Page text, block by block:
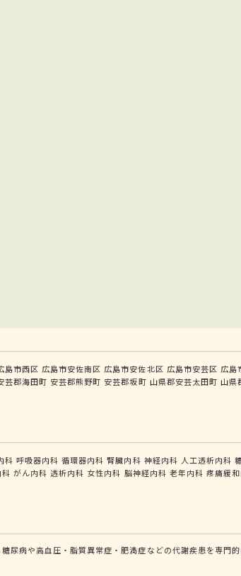
島市西区 広島市安佐南区 広島市安佐北区 広島市安芸区 広島
芸郡海田町 安芸郡熊野町 安芸郡坂町 山県郡安芸太田町 山県
科 呼吸器内科 循環器内科 腎臓内科 神経内科 人工透析内科
がん内科 透析内科 女性内科 脳神経内科 老年内科 疼痛緩
尿病や高血圧・脂質異常症・肥満症などの代謝疾患を専門的